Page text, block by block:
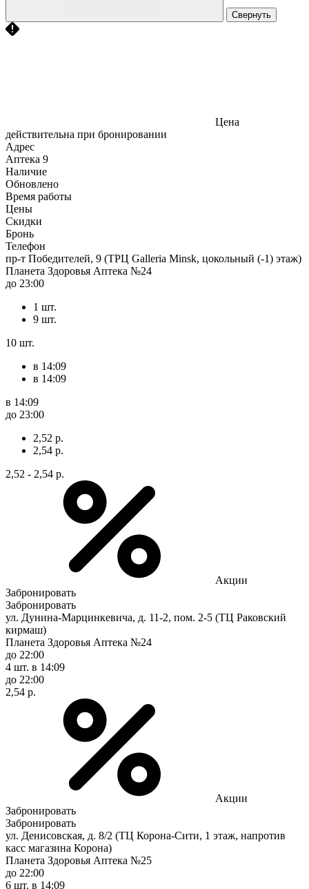
Свернуть
Цена
действительна при бронировании
Адрес
Аптека 9
Наличие
Обновлено
Время работы
Цены
Скидки
Бронь
Телефон
пр-т Победителей, 9 (ТРЦ Galleria Minsk, цокольный (-1) этаж)
Планета Здоровья Аптека №24
до 23:00
1 шт.
9 шт.
10 шт.
в 14:09
в 14:09
в 14:09
до 23:00
2,52 р.
2,54 р.
2,52 - 2,54 р.
Акции
Забронировать
Забронировать
ул. Дунина-Марцинкевича, д. 11-2, пом. 2-5 (ТЦ Раковский
кирмаш)
Планета Здоровья Аптека №24
до 22:00
4 шт. в 14:09
до 22:00
2,54 р.
Акции
Забронировать
Забронировать
ул. Денисовская, д. 8/2 (ТЦ Корона-Сити, 1 этаж, напротив
касс магазина Корона)
Планета Здоровья Аптека №25
до 22:00
6 шт. в 14:09